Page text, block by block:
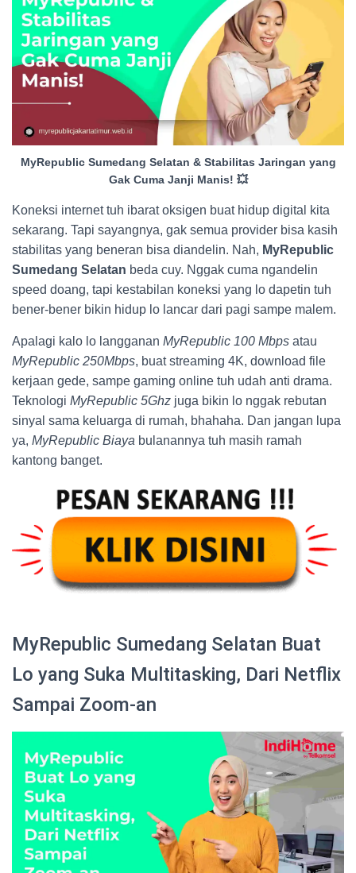
MyRepublic Sumedang Selatan & Stabilitas Jaringan yang
Gak Cuma Janji Manis! 💥
Koneksi internet tuh ibarat oksigen buat hidup digital kita
sekarang. Tapi sayangnya, gak semua provider bisa kasih
stabilitas yang beneran bisa diandelin. Nah, MyRepublic
Sumedang Selatan beda cuy. Nggak cuma ngandelin
speed doang, tapi kestabilan koneksi yang lo dapetin tuh
bener-bener bikin hidup lo lancar dari pagi sampe malem.
Apalagi kalo lo langganan MyRepublic 100 Mbps atau
MyRepublic 250Mbps, buat streaming 4K, download file
kerjaan gede, sampe gaming online tuh udah anti drama.
Teknologi MyRepublic 5Ghz juga bikin lo nggak rebutan
sinyal sama keluarga di rumah, bhahaha. Dan jangan lupa
ya, MyRepublic Biaya bulanannya tuh masih ramah
kantong banget.
MyRepublic Sumedang Selatan Buat
Lo yang Suka Multitasking, Dari Netflix
Sampai Zoom-an